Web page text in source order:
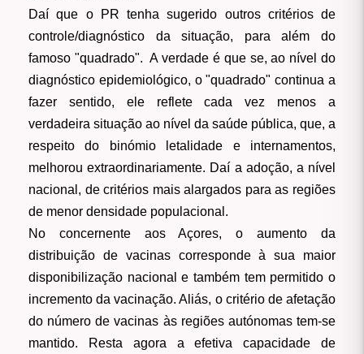
Daí que o PR tenha sugerido outros critérios de
controle/diagnóstico da situação, para além do
famoso "quadrado". A verdade é que se, ao nível do
diagnóstico epidemiológico, o "quadrado" continua a
fazer sentido, ele reflete cada vez menos a
verdadeira situação ao nível da saúde pública, que, a
respeito do binómio letalidade e internamentos,
melhorou extraordinariamente. Daí a adoção, a nível
nacional, de critérios mais alargados para as regiões
de menor densidade populacional.
No concernente aos Açores, o aumento da
distribuição de vacinas corresponde à sua maior
disponibilização nacional e também tem permitido o
incremento da vacinação. Aliás, o critério de afetação
do número de vacinas às regiões autónomas tem-se
mantido. Resta agora a efetiva capacidade de